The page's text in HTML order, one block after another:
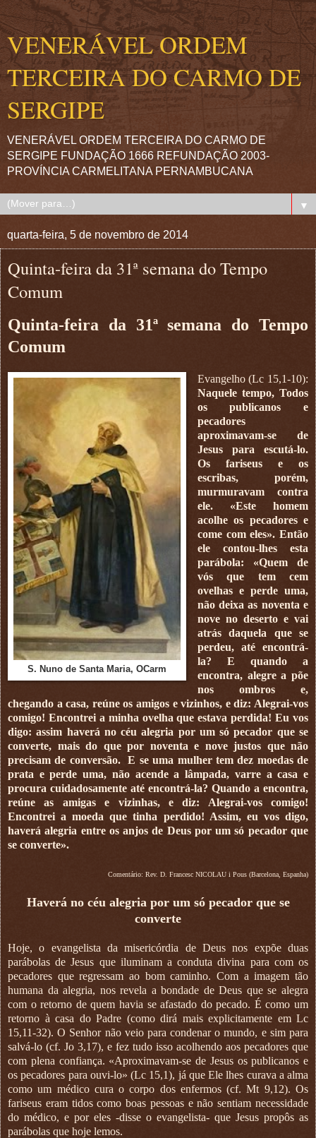
VENERÁVEL ORDEM
TERCEIRA DO CARMO DE
SERGIPE
VENERÁVEL ORDEM TERCEIRA DO CARMO DE
SERGIPE FUNDAÇÃO 1666 REFUNDAÇÃO 2003-
PROVÍNCIA CARMELITANA PERNAMBUCANA
▼
quarta-feira, 5 de novembro de 2014
Quinta-feira da 31ª semana do Tempo
Comum
Quinta-feira da 31ª semana do Tempo
Comum
S. Nuno de Santa Maria, OCarm
Evangelho (Lc 15,1-10):
Naquele tempo, Todos
os publicanos e
pecadores
aproximavam-se de
Jesus para escutá-lo.
Os fariseus e os
escribas, porém,
murmuravam contra
ele. «Este homem
acolhe os pecadores e
come com eles». Então
ele contou-lhes esta
parábola: «Quem de
vós que tem cem
ovelhas e perde uma,
não deixa as noventa e
nove no deserto e vai
atrás daquela que se
perdeu, até encontrá-
la? E quando a
encontra, alegre a põe
nos ombros e,
chegando a casa, reúne os amigos e vizinhos, e diz: Alegrai-vos
comigo! Encontrei a minha ovelha que estava perdida! Eu vos
digo: assim haverá no céu alegria por um só pecador que se
converte, mais do que por noventa e nove justos que não
precisam de conversão. E se uma mulher tem dez moedas de
prata e perde uma, não acende a lâmpada, varre a casa e
procura cuidadosamente até encontrá-la? Quando a encontra,
reúne as amigas e vizinhas, e diz: Alegrai-vos comigo!
Encontrei a moeda que tinha perdido! Assim, eu vos digo,
haverá alegria entre os anjos de Deus por um só pecador que
se converte».
Comentário: Rev. D. Francesc NICOLAU i Pous (Barcelona, Espanha)
Haverá no céu alegria por um só pecador que se
converte
Hoje, o evangelista da misericórdia de Deus nos expõe duas
parábolas de Jesus que iluminam a conduta divina para com os
pecadores que regressam ao bom caminho. Com a imagem tão
humana da alegria, nos revela a bondade de Deus que se alegra
com o retorno de quem havia se afastado do pecado. É como um
retorno à casa do Padre (como dirá mais explicitamente em Lc
15,11-32). O Senhor não veio para condenar o mundo, e sim para
salvá-lo (cf. Jo 3,17), e fez tudo isso acolhendo aos pecadores que
com plena confiança. «Aproximavam-se de Jesus os publicanos e
os pecadores para ouvi-lo» (Lc 15,1), já que Ele lhes curava a alma
como um médico cura o corpo dos enfermos (cf. Mt 9,12). Os
fariseus eram tidos como boas pessoas e não sentiam necessidade
do médico, e por eles -disse o evangelista- que Jesus propôs as
parábolas que hoje lemos.